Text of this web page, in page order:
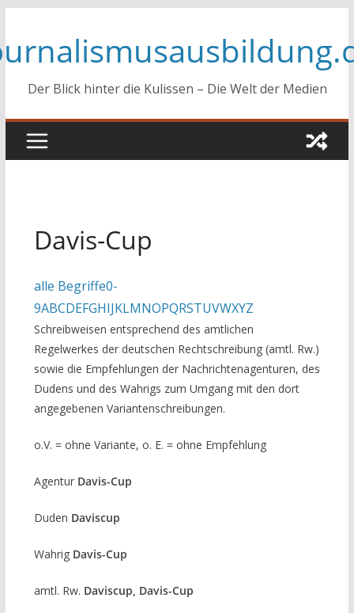
springen
Der Blick hinter die Kulissen – Die Welt der Medien
Davis-Cup
alle Begriffe0-
9ABCDEFGHIJKLMNOPQRSTUVWXYZ
Schreibweisen entsprechend des amtlichen
Regelwerkes der deutschen Rechtschreibung (amtl. Rw.)
sowie die Empfehlungen der Nachrichtenagenturen, des
Dudens und des Wahrigs zum Umgang mit den dort
angegebenen Variantenschreibungen.
o.V. = ohne Variante, o. E. = ohne Empfehlung
Agentur Davis-Cup
Duden Daviscup
Wahrig Davis-Cup
amtl. Rw. Daviscup, Davis-Cup